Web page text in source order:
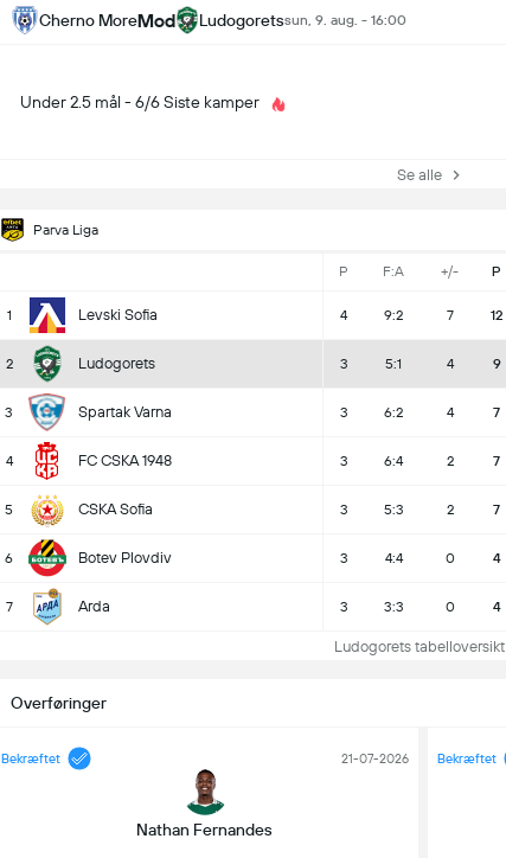
Parva Liga
P F:A +/- P
1 Levski Sofia 4 9:2 7 12
2 Ludogorets 3 5:1 4 9
3 Spartak Varna 3 6:2 4 7
4 FC CSKA 1948 3 6:4 2 7
5 CSKA Sofia 3 5:3 2 7
6 Botev Plovdiv 3 4:4 0 4
7 Arda 3 3:3 0 4
Ludogorets tabelloversikt
Cherno MoreMod Ludogoretssun, 9. aug. - 16:00
Under 2.5 mål - 6/6 Siste kamper
Se alle
Overføringer
Bekræftet
Nathan Fernandes
21-07-2026 Bekræftet